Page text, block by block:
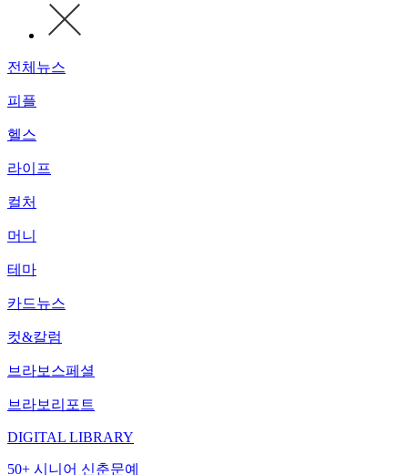
전체뉴스
피플
헬스
라이프
컬처
머니
테마
카드뉴스
컷&칼럼
브라보스페셜
브라보리포트
DIGITAL LIBRARY
50+ 시니어 신춘문예